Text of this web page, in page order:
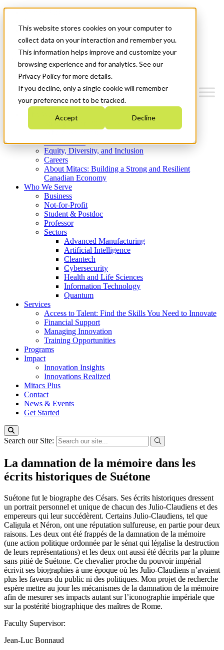
This website stores cookies on your computer to
collect data on your interaction and remember you.
This information helps improve and customize your
browsing experience and for analytics. See our
Privacy Policy for more details.
If you decline, only a single cookie will remember
your preference not to be tracked.
Accept Decline
News & Events
Get Started
Menu
Who We Are
Strategic Plan 2026-2030
What We Do
Equity, Diversity, and Inclusion
Careers
About Mitacs: Building a Strong and Resilient
Canadian Economy
Who We Serve
Business
Not-for-Profit
Student & Postdoc
Professor
Sectors
Advanced Manufacturing
Artificial Intelligence
Cleantech
Cybersecurity
Health and Life Sciences
Information Technology
Quantum
Services
Access to Talent: Find the Skills You Need to Innovate
Financial Support
Managing Innovation
Training Opportunities
Programs
Impact
Innovation Insights
Innovations Realized
Mitacs Plus
Contact
News & Events
Get Started
Search our Site:
La damnation de la mémoire dans les
écrits historiques de Suétone
Suétone fut le biographe des Césars. Ses écrits historiques dressent
un portrait personnel et unique de chacun des Julio-Claudiens et des
empereurs qui leur succédèrent. Certains Julio-Claudiens, tel que
Caligula et Néron, ont une réputation sulfureuse, en partie pour deux
raisons. Les deux ont été frappés de la damnation de la mémoire
(une action politique ordonnée par le sénat qui légalise la destruction
de leurs représentations) et les deux ont aussi été décrits par la plume
sans pitié de Suétone. Ce chevalier proche du pouvoir impérial
écrivit ses biographies à une époque où les Julio-Claudiens n’avaient
plus les faveurs du public ni des politiques. Mon projet de recherche
espère mettre au jour les mécanismes de la damnation de la mémoire
afin de mesurer ses impacts autant sur l’iconographie impériale que
sur la postérité biographique des maîtres de Rome.
Faculty Supervisor:
Jean-Luc Bonnaud